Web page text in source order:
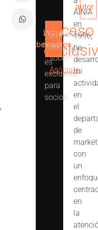
Acceso
Este
contenido
es
exclusivo
para
socios.
Iniciar
sesión
Ver
beneficios
¿Quieres
ser
socio?
Asóciate
AINIA
en
1996,
he
mi
en
el
de
con
un
en
la
autor